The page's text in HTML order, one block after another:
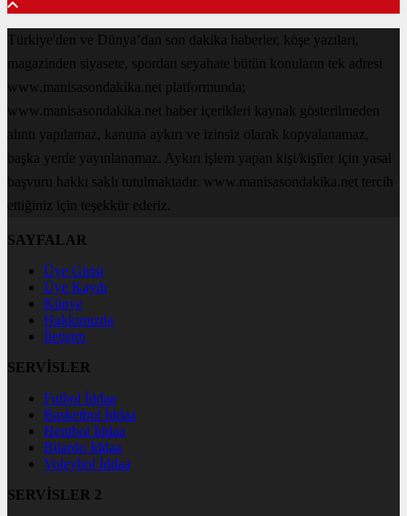
Türkiye'den ve Dünya’dan son dakika haberler, köşe yazıları,
magazinden siyasete, spordan seyahate bütün konuların tek adresi
www.manisasondakika.net platformunda;
www.manisasondakika.net haber içerikleri kaynak gösterilmeden
alıntı yapılamaz, kanuna aykırı ve izinsiz olarak kopyalanamaz,
başka yerde yayınlanamaz. Aykırı işlem yapan kişi/kişiler için yasal
başvuru hakkı saklı tutulmaktadır. www.manisasondakika.net tercih
ettiğiniz için teşekkür ederiz.
SAYFALAR
Üye Girişi
Üye Kaydı
Künye
Hakkımızda
İletişim
SERVİSLER
Futbol İddaa
Basketbol İddaa
Hentbol İddaa
Bilardo İddaa
Voleybol İddaa
SERVİSLER 2